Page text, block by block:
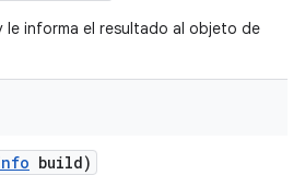
le informa el resultado al objeto de
build)